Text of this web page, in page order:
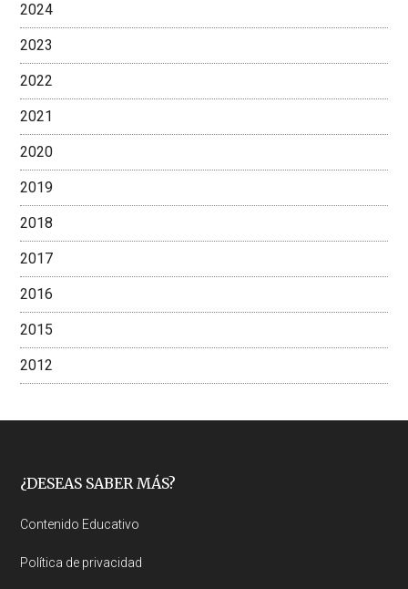
2024
2023
2022
2021
2020
2019
2018
2017
2016
2015
2012
Footer
¿DESEAS SABER MÁS?
Contenido Educativo
Política de privacidad